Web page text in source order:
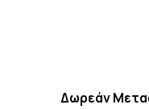
Δωρεάν